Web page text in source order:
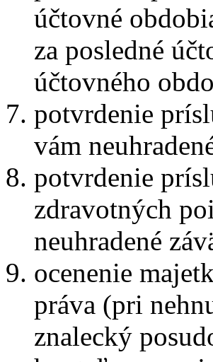
účtovné
za posledné
účtovného
potvrdenie
vám
potvrdenie
zdravotných
neuhradené
ocenenie
práva (pri
znalecký